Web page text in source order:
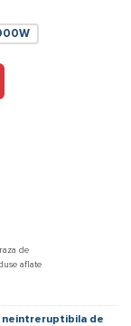
Well
de
aflate
neintreruptibila de